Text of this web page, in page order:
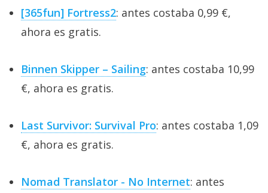
[365fun] Fortress2: antes costaba 0,99 €,
ahora es gratis.
Binnen Skipper – Sailing: antes costaba 10,99
€, ahora es gratis.
Last Survivor: Survival Pro: antes costaba 1,09
€, ahora es gratis.
Nomad Translator - No Internet: antes